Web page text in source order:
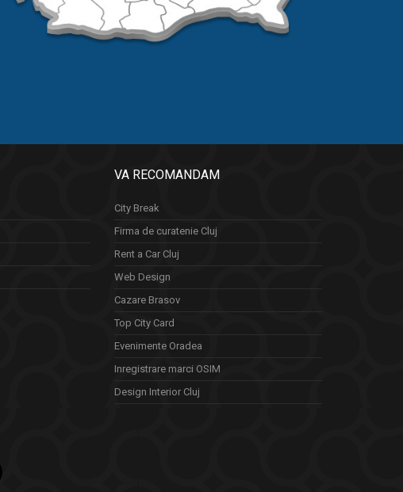
VA RECOMANDAM
City Break
Firma de curatenie Cluj
Rent a Car Cluj
Web Design
Cazare Brasov
Top City Card
Evenimente Oradea
Inregistrare marci OSIM
Design Interior Cluj